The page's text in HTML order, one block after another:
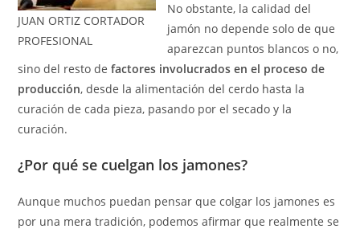
JUAN ORTIZ CORTADOR
PROFESIONAL
No obstante, la calidad del
jamón no depende solo de que
aparezcan puntos blancos o no,
sino del resto defactores involucrados en el proceso de
producción, desde la alimentación del cerdo hasta la
curación de cada pieza, pasando por el secado y la
curación.
¿Por qué se cuelgan los jamones?
Aunque muchos puedan pensar que colgar los jamones es
por una mera tradición, podemos afirmar que realmente se